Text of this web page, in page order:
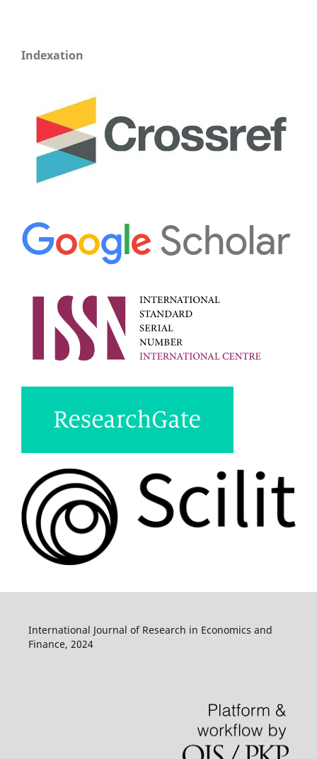
Indexation
International Journal of Research in Economics and
Finance, 2024